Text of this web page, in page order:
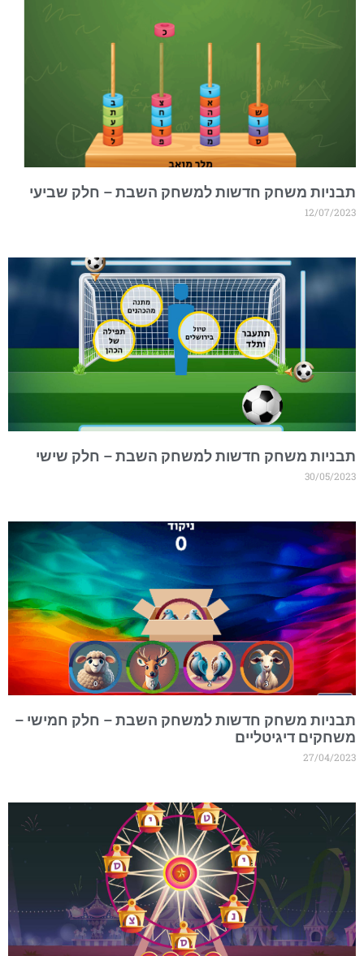
תבניות משחק חדשות למשחק השבת – חלק שביעי
12/07/2023
תבניות משחק חדשות למשחק השבת – חלק שישי
30/05/2023
תבניות משחק חדשות למשחק השבת – חלק חמישי –
משחקים דיגיטליים
27/04/2023